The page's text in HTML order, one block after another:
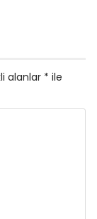
alanlar * ile